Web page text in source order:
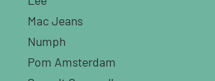
Mac Jeans
Numph
Pom Amsterdam